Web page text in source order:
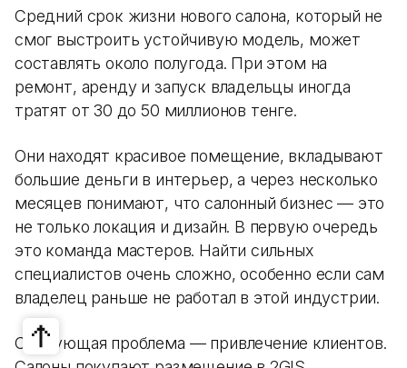
Средний срок жизни нового салона, который не
смог выстроить устойчивую модель, может
составлять около полугода. При этом на
ремонт, аренду и запуск владельцы иногда
тратят от 30 до 50 миллионов тенге.
Они находят красивое помещение, вкладывают
большие деньги в интерьер, а через несколько
месяцев понимают, что салонный бизнес — это
не только локация и дизайн. В первую очередь
это команда мастеров. Найти сильных
специалистов очень сложно, особенно если сам
владелец раньше не работал в этой индустрии.
Следующая проблема — привлечение клиентов.